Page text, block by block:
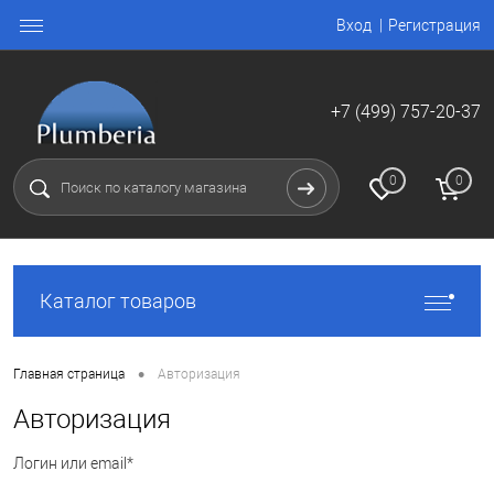
Вход Регистрация
+7 (499) 757-20-37
0 0
Каталог товаров
Главная страница • Авторизация
Авторизация
Логин или email*